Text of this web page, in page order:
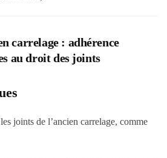
carrelage : adhérence
au droit des joints
joints de l’ancien carrelage, comme